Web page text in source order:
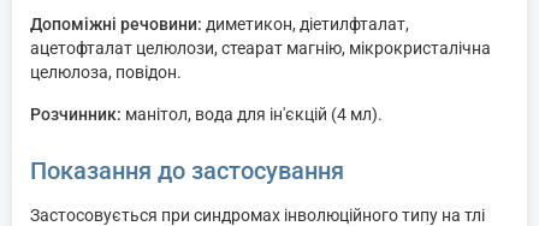
Допоміжні речовини: диметикон, діетилфталат,
ацетофталат целюлози, стеарат магнію, мікрокристалічна
целюлоза, повідон.
Розчинник: манітол, вода для ін'єкцій (4 мл).
Показання до застосування
Застосовується при синдромах інволюційного типу на тлі